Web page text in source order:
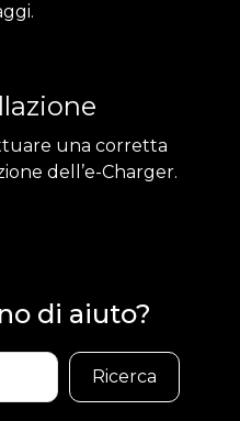
una corretta
dell’e-Charger.
di aiuto?
Ricerca